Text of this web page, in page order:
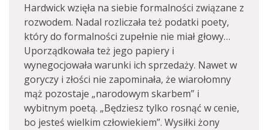
Hardwick wzięła na siebie formalności związane z
rozwodem. Nadal rozliczała też podatki poety,
który do formalności zupełnie nie miał głowy…
Uporządkowała też jego papiery i
wynegocjowała warunki ich sprzedaży. Nawet w
goryczy i złości nie zapominała, że wiarołomny
mąż pozostaje „narodowym skarbem” i
wybitnym poetą. „Będziesz tylko rosnąć w cenie,
bo jesteś wielkim człowiekiem”. Wysiłki żony